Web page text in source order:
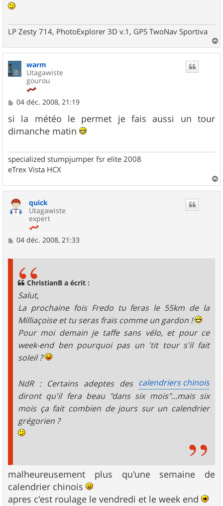
LP Zesty 714, PhotoExplorer 3D v.1, GPS TwoNav Sportiva
a
warm
Utagawiste
gourou
M
s
s
a
04 déc. 2008, 21:19
si la météo le permet je fais aussi un tour
dimanche matin
specialized stumpjumper fsr elite 2008
eTrex Vista HCX
a
quick
Utagawiste
expert
M
04 déc. 2008, 21:33
ChristianB a écrit :
Salut,
La prochaine fois Fredo tu feras le 55km de la
Milliaçoise et tu seras frais comme un gardon !
Pour moi demain je taffe sans vélo, et pour ce
week-end ben pourquoi pas un 'tit tour s'il fait
soleil ?
NdR : Certains adeptes des calendriers chinois
diront qu'il fera beau "dans six mois"...mais six
mois ça fait combien de jours sur un calendrier
grégorien ?
malheureusement plus qu'une semaine de
calendrier chinois
apres c'est roulage le vendredi et le week end